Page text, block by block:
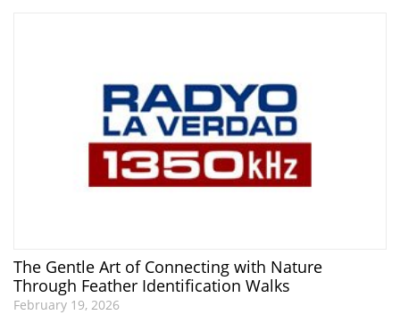
The Gentle Art of Connecting with Nature
Through Feather Identification Walks
February 19, 2026